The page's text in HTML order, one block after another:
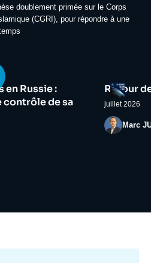
doublement primée sur le Corps
(CGRI), pour répondre à une
en Russie :
de sa
Logo
Image
principale
Retour
juillet 2026
PhotoMarc